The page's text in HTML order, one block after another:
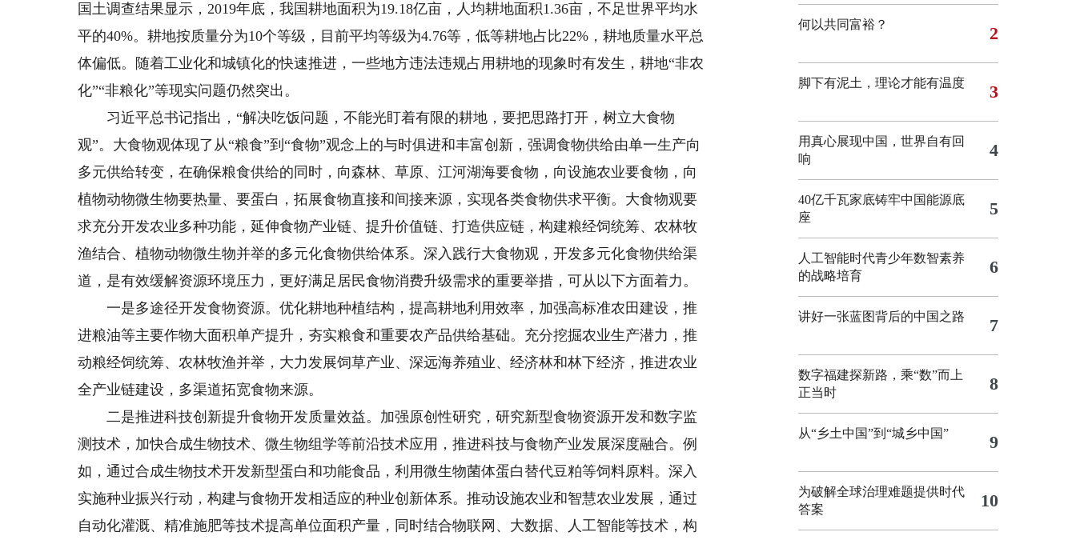
国土调查结果显示，2019年底，我国耕地面积为19.18亿亩，人均耕地面积1.36亩，不足世界平均水
平的40%。耕地按质量分为10个等级，目前平均等级为4.76等，低等耕地占比22%，耕地质量水平总
体偏低。随着工业化和城镇化的快速推进，一些地方违法违规占用耕地的现象时有发生，耕地“非农
化”“非粮化”等现实问题仍然突出。
习近平总书记指出，“解决吃饭问题，不能光盯着有限的耕地，要把思路打开，树立大食物
观”。大食物观体现了从“粮食”到“食物”观念上的与时俱进和丰富创新，强调食物供给由单一生产向
多元供给转变，在确保粮食供给的同时，向森林、草原、江河湖海要食物，向设施农业要食物，向
植物动物微生物要热量、要蛋白，拓展食物直接和间接来源，实现各类食物供求平衡。大食物观要
求充分开发农业多种功能，延伸食物产业链、提升价值链、打造供应链，构建粮经饲统筹、农林牧
渔结合、植物动物微生物并举的多元化食物供给体系。深入践行大食物观，开发多元化食物供给渠
道，是有效缓解资源环境压力，更好满足居民食物消费升级需求的重要举措，可从以下方面着力。
一是多途径开发食物资源。优化耕地种植结构，提高耕地利用效率，加强高标准农田建设，推
进粮油等主要作物大面积单产提升，夯实粮食和重要农产品供给基础。充分挖掘农业生产潜力，推
动粮经饲统筹、农林牧渔并举，大力发展饲草产业、深远海养殖业、经济林和林下经济，推进农业
全产业链建设，多渠道拓宽食物来源。
二是推进科技创新提升食物开发质量效益。加强原创性研究，研究新型食物资源开发和数字监
测技术，加快合成生物技术、微生物组学等前沿技术应用，推进科技与食物产业发展深度融合。例
如，通过合成生物技术开发新型蛋白和功能食品，利用微生物菌体蛋白替代豆粕等饲料原料。深入
实施种业振兴行动，构建与食物开发相适应的种业创新体系。推动设施农业和智慧农业发展，通过
自动化灌溉、精准施肥等技术提高单位面积产量，同时结合物联网、大数据、人工智能等技术，构
何以共同富裕？ 2
脚下有泥土，理论才能有温度 3
用真心展现中国，世界自有回
响
4
40亿千瓦家底铸牢中国能源底
座
5
人工智能时代青少年数智素养
的战略培育
6
讲好一张蓝图背后的中国之路 7
数字福建探新路，乘“数”而上
正当时
8
从“乡土中国”到“城乡中国” 9
为破解全球治理难题提供时代
答案
10